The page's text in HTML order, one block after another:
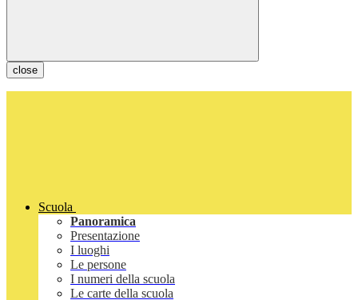
close
Scuola
Panoramica
Presentazione
I luoghi
Le persone
I numeri della scuola
Le carte della scuola